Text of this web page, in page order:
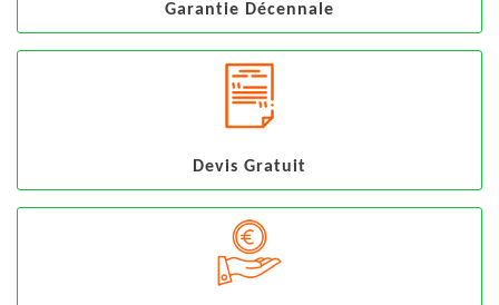
Garantie Décennale
Devis Gratuit